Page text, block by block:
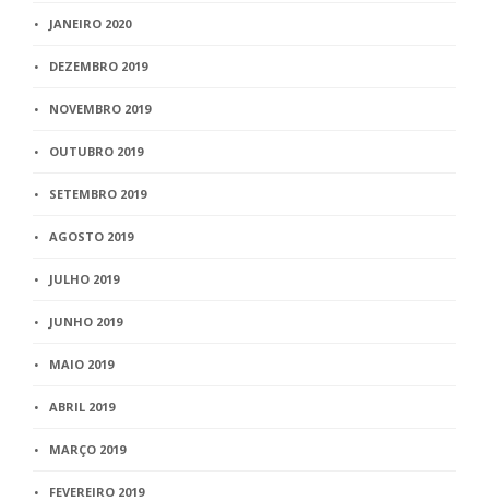
JANEIRO 2020
DEZEMBRO 2019
NOVEMBRO 2019
OUTUBRO 2019
SETEMBRO 2019
AGOSTO 2019
JULHO 2019
JUNHO 2019
MAIO 2019
ABRIL 2019
MARÇO 2019
FEVEREIRO 2019